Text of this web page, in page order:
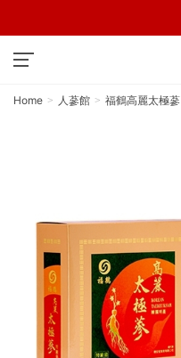
Home 人蔘館 福鶴高麗太極蔘